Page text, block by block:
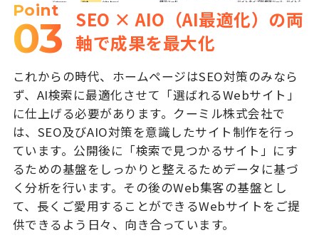
Point
03 SEO × AIO（AI最適化）の両
軸で成果を最大化
これからの時代、ホームページはSEO対策のみなら
ず、AI検索に最適化させて「選ばれるWebサイト」
に仕上げる必要があります。クーミル株式会社で
は、SEO及びAIO対策を意識したサイト制作を行っ
ています。公開後に「検索で見つかるサイト」にす
るための基盤をしっかりと整えるためデータに基づ
く分析を行います。その後のWeb集客の基盤とし
て、長くご愛用することができるWebサイトをご提
供できるよう日々、向き合っています。